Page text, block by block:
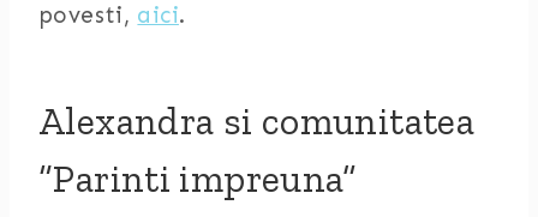
povesti, aici.
Alexandra si comunitatea
“Parinti impreuna”